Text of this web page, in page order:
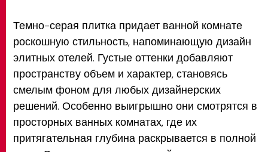
Темно-серая плитка придает ванной комнате
роскошную стильность, напоминающую дизайн
элитных отелей. Густые оттенки добавляют
пространству объем и характер, становясь
смелым фоном для любых дизайнерских
решений. Особенно выигрышно они смотрятся в
просторных ванных комнатах, где их
притягательная глубина раскрывается в полной